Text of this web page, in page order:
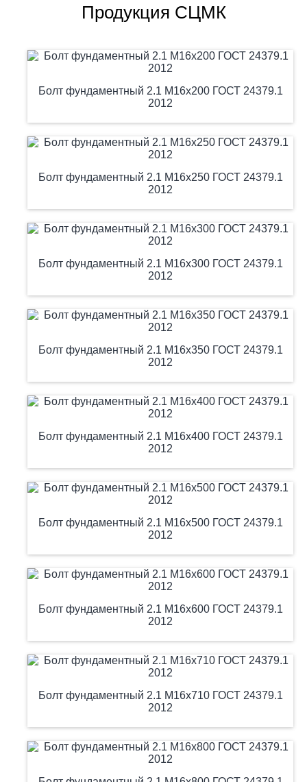
Продукция СЦМК
Болт фундаментный 2.1 М16х200 ГОСТ 24379.1
2012
Болт фундаментный 2.1 М16х250 ГОСТ 24379.1
2012
Болт фундаментный 2.1 М16х300 ГОСТ 24379.1
2012
Болт фундаментный 2.1 М16х350 ГОСТ 24379.1
2012
Болт фундаментный 2.1 М16х400 ГОСТ 24379.1
2012
Болт фундаментный 2.1 М16х500 ГОСТ 24379.1
2012
Болт фундаментный 2.1 М16х600 ГОСТ 24379.1
2012
Болт фундаментный 2.1 М16х710 ГОСТ 24379.1
2012